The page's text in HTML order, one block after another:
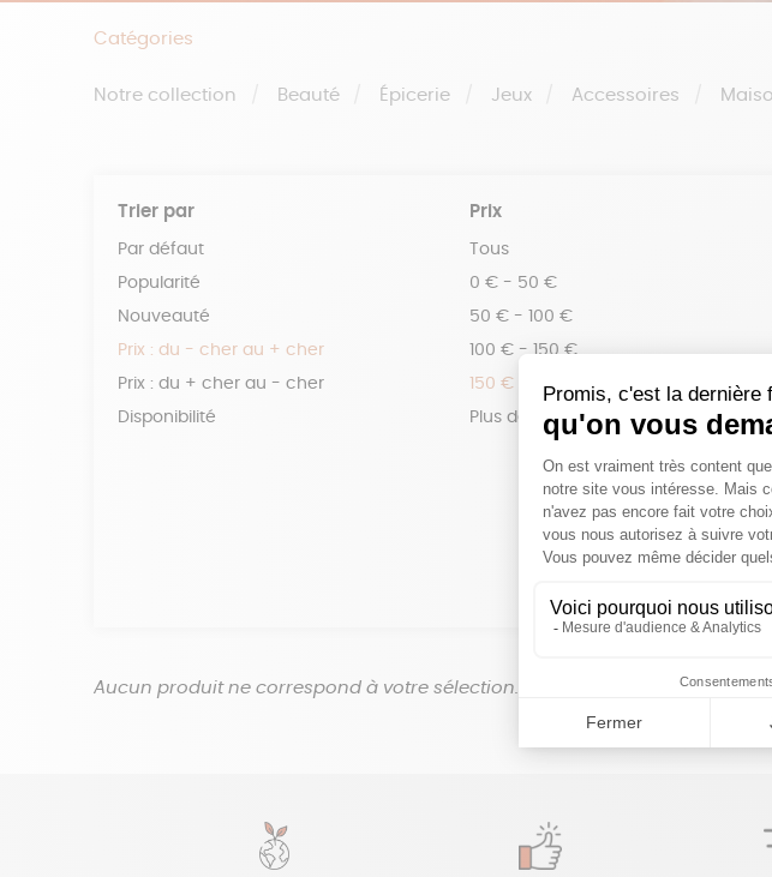
Catégories
Notre collection Beauté Épicerie Jeux Accessoires
Trier par
Par défaut
Popularité
Nouveauté
Prix : du - cher au + cher
Prix : du + cher au - cher
Disponibilité
Prix
Tous
0 € - 50 €
50 € - 100 €
100 € - 150 €
150 € - 200 €
Plus de 200€
Aucun produit ne correspond à votre sélection.